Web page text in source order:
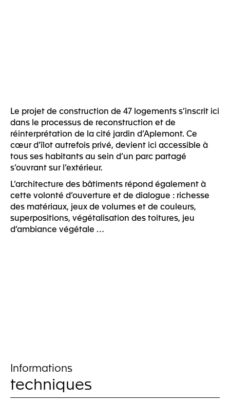
Le projet de construction de 47 logements s’inscrit ici
dans le processus de reconstruction et de
réinterprétation de la cité jardin d’Aplemont. Ce
cœur d’îlot autrefois privé, devient ici accessible à
tous ses habitants au sein d’un parc partagé
s’ouvrant sur l’extérieur.
L’architecture des bâtiments répond également à
cette volonté d’ouverture et de dialogue : richesse
des matériaux, jeux de volumes et de couleurs,
superpositions, végétalisation des toitures, jeu
d’ambiance végétale …
Informations
techniques